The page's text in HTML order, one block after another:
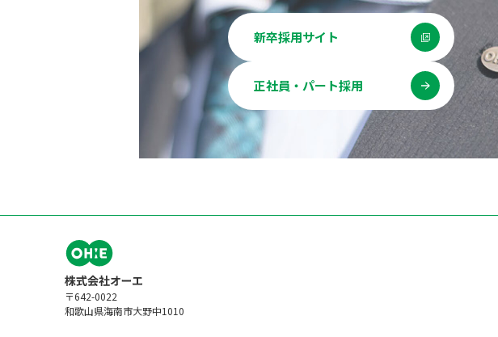
新卒採用サイト
正社員・パート採用
〒642-0022
和歌山県海南市大野中1010